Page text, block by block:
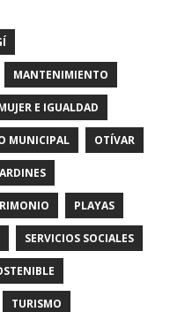
MANTENIMIENTO
E IGUALDAD
MUNICIPAL OTÍVAR
PLAYAS
SERVICIOS SOCIALES
TURISMO